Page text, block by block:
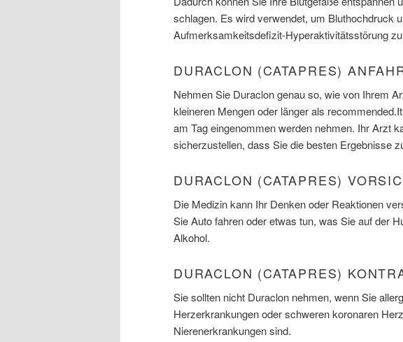
schlagen. Es wird verwendet, um Bluthochdruck
Aufmerksamkeitsdefizit-Hyperaktivitätsstörung
DURACLON (CATAPRES)
Nehmen Sie Duraclon genau so, wie von Ihrem
kleineren Mengen oder länger als
am Tag eingenommen werden nehmen. Ihr Arzt
sicherzustellen, dass Sie die besten Ergebnisse
DURACLON (CATAPRES)
Die Medizin kann Ihr Denken oder Reaktionen
Sie Auto fahren oder etwas tun, was Sie auf der
Alkohol.
DURACLON (CATAPRES)
Sie sollten nicht Duraclon nehmen, wenn Sie
Herzerkrankungen oder schweren koronaren
Nierenerkrankungen sind.